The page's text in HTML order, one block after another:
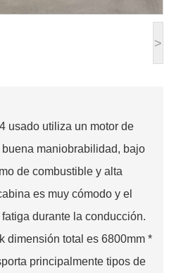
>
usado utiliza un motor de
maniobrabilidad, bajo
de combustible y alta
es muy cómodo y el
durante la conducción.
dimensión total es 6800mm *
principalmente tipos de